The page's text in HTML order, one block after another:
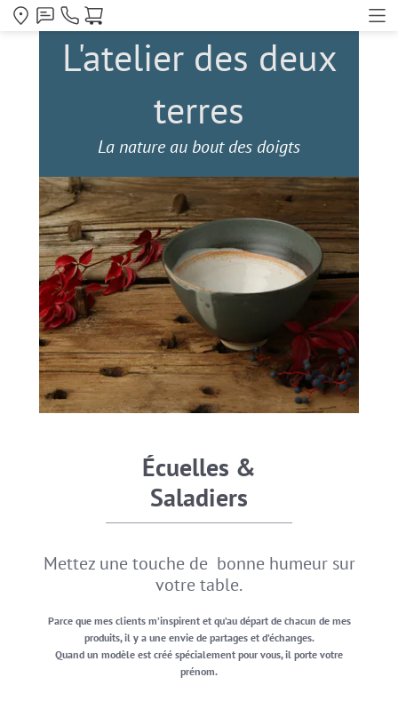
L'atelier des deux
terres
La nature au bout des doigts
Écuelles &
Saladiers
Mettez une touche de bonne humeur sur
votre table.
Parce que mes clients m’inspirent et qu’au départ de chacun de mes
produits, il y a une envie de partages et d’échanges.
Quand un modèle est créé spécialement pour vous, il porte votre
prénom.